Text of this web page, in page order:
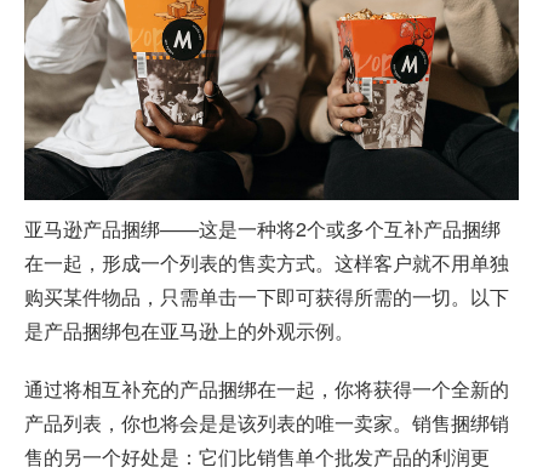
亚马逊产品捆绑——这是一种将2个或多个互补产品捆绑
在一起，形成一个列表的售卖方式。这样客户就不用单独
购买某件物品，只需单击一下即可获得所需的一切。以下
是产品捆绑包在亚马逊上的外观示例。
通过将相互补充的产品捆绑在一起，你将获得一个全新的
产品列表，你也将会是是该列表的唯一卖家。销售捆绑销
售的另一个好处是：它们比销售单个批发产品的利润更